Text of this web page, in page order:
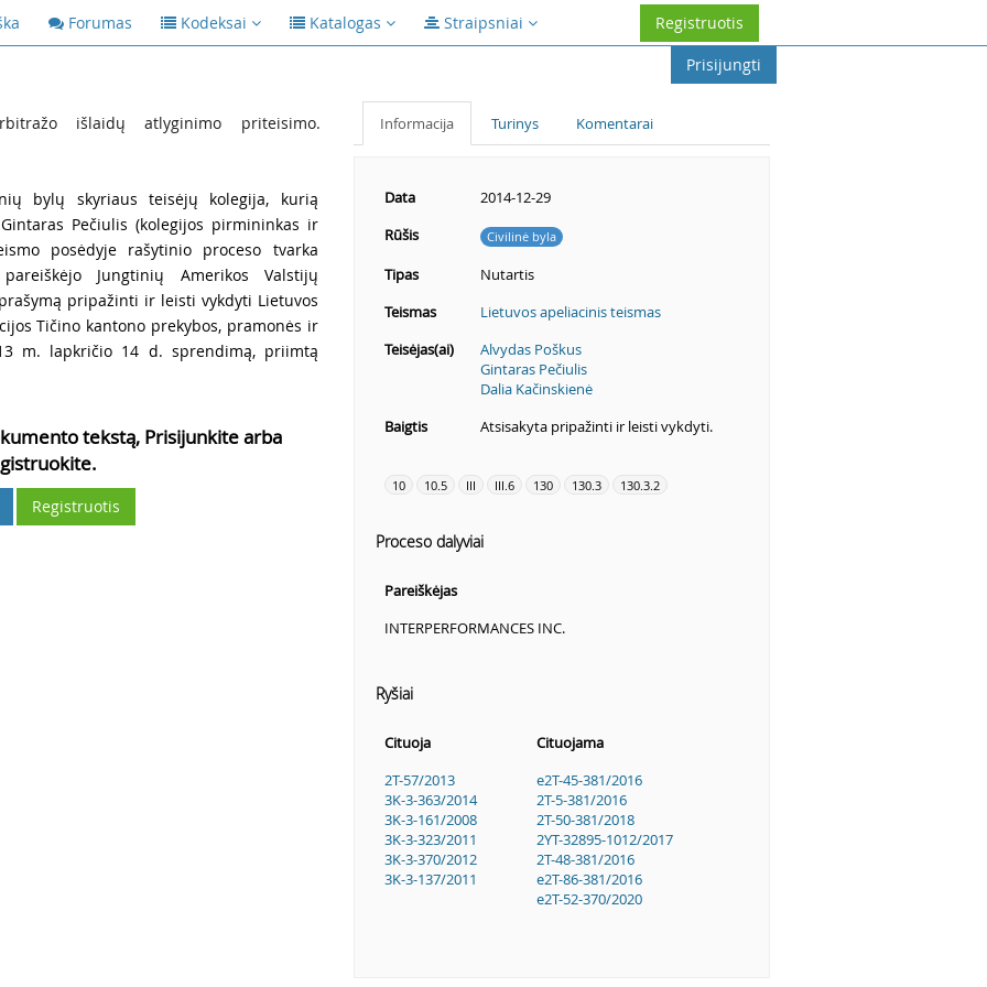
Forumas Kodeksai Katalogas Straipsniai
Registruotis
Prisijungti
išlaidų atlyginimo priteisimo.
bylų skyriaus teisėjų kolegija, kurią
Pečiulis (kolegijos pirmininkas ir
posėdyje rašytinio proceso tvarka
Jungtinių Amerikos Valstijų
pripažinti ir leisti vykdyti Lietuvos
Tičino kantono prekybos, pramonės ir
m. lapkričio 14 d. sprendimą, priimtą
tekstą, Prisijunkite arba
Registruotis
Informacija Turinys Komentarai
Data
2014-12-29
Rūšis
Civilinė byla
Tipas
Nutartis
Teismas
Lietuvos apeliacinis teismas
Teisėjas(ai)
Alvydas Poškus
Gintaras Pečiulis
Dalia Kačinskienė
Baigtis
Atsisakyta pripažinti ir leisti vykdyti.
10 10.5 III III.6 130 130.3 130.3.2
Proceso dalyviai
Pareiškėjas
INTERPERFORMANCES INC.
Ryšiai
Cituoja
Cituojama
2T-57/2013
3K-3-363/2014
3K-3-161/2008
3K-3-323/2011
3K-3-370/2012
3K-3-137/2011
e2T-45-381/2016
2T-5-381/2016
2T-50-381/2018
2YT-32895-1012/2017
2T-48-381/2016
e2T-86-381/2016
e2T-52-370/2020